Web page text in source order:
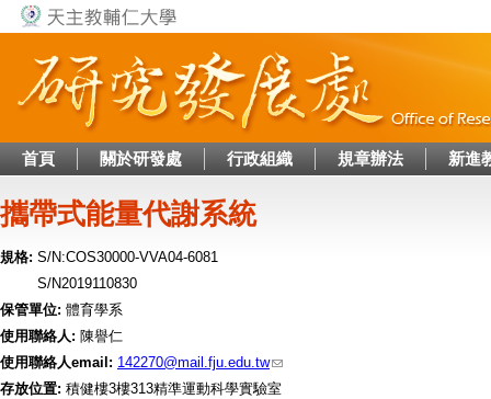
首頁 關於研發處 行政組織 規章辦法 新進
攜帶式能量代謝系統
規格: S/N:COS30000-VVA04-6081
S/N2019110830
保管單位: 體育學系
使用聯絡人: 陳譽仁
使用聯絡人email: 142270@mail.fju.edu.tw
存放位置: 積健樓3樓313精準運動科學實驗室